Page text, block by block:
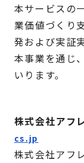
本サービスの
業価値づくり
発および実証
本事業を通じ
いります。
株式会社アフ
cs.jp
株式会社アフ